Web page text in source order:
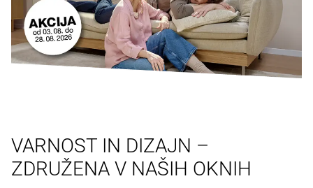
VARNOST IN DIZAJN –
ZDRUŽENA V NAŠIH OKNIH